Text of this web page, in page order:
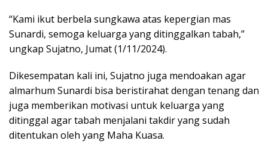
“Kami ikut berbela sungkawa atas kepergian mas
Sunardi, semoga keluarga yang ditinggalkan tabah,”
ungkap Sujatno, Jumat (1/11/2024).
Dikesempatan kali ini, Sujatno juga mendoakan agar
almarhum Sunardi bisa beristirahat dengan tenang dan
juga memberikan motivasi untuk keluarga yang
ditinggal agar tabah menjalani takdir yang sudah
ditentukan oleh yang Maha Kuasa.